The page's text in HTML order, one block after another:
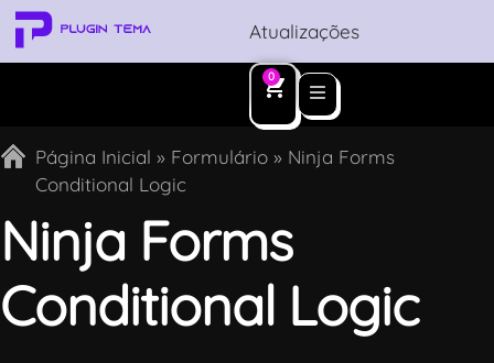
Atualizações
0
Página Inicial » Formulário » Ninja Forms
Conditional Logic
Ninja Forms
Conditional Logic